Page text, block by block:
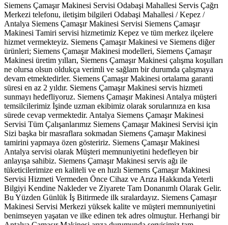
Siemens Çamaşır Makinesi Servisi Odabaşi Mahallesi Servis Çağrı
Merkezi telefonu, iletişim bilgileri Odabaşi Mahallesi / Kepez /
Antalya Siemens Çamaşır Makinesi Servisi Siemens Çamaşır
Makinesi Tamiri servisi hizmetimiz Kepez ve tüm merkez ilçelere
hizmet vermekteyiz. Siemens Çamaşır Makinesi ve Siemens diğer
ürünleri; Siemens Çamaşır Makinesi modelleri, Siemens Çamaşır
Makinesi üretim yılları, Siemens Çamaşır Makinesi çalışma koşulları
ne olursa olsun oldukça verimli ve sağlam bir durumda çalışmaya
devam etmektedirler. Siemens Çamaşır Makinesi ortalama garanti
süresi en az 2 yıldır. Siemens Çamaşır Makinesi servis hizmeti
sunmayı hedefliyoruz. Siemens Çamaşır Makinesi Antalya müşteri
temsilcilerimiz İşinde uzman ekibimiz olarak sorularınıza en kısa
sürede cevap vermektedir. Antalya Siemens Çamaşır Makinesi
Servisi Tüm Çalışanlarımız Siemens Çamaşır Makinesi Servisi için
Sizi başka bir masraflara sokmadan Siemens Çamaşır Makinesi
tamirini yapmaya özen gösteririz. Siemens Çamaşır Makinesi
Antalya servisi olarak Müşteri memnuniyetini hedefleyen bir
anlayışa sahibiz. Siemens Çamaşır Makinesi servis ağı ile
tüketicilerimize en kaliteli ve en hızlı Siemens Çamaşır Makinesi
Servisi Hizmeti Vermeden Önce Cihaz ve Arıza Hakkında Yeterli
Bilgiyi Kendine Nakleder ve Ziyarete Tam Donanımlı Olarak Gelir.
Bu Yüzden Günlük İş Bitirmede ilk sıralardayız. Siemens Çamaşır
Makinesi Servisi Merkezi yüksek kalite ve müşteri memnuniyetini
benimseyen yaşatan ve ilke edinen tek adres olmuştur. Herhangi bir